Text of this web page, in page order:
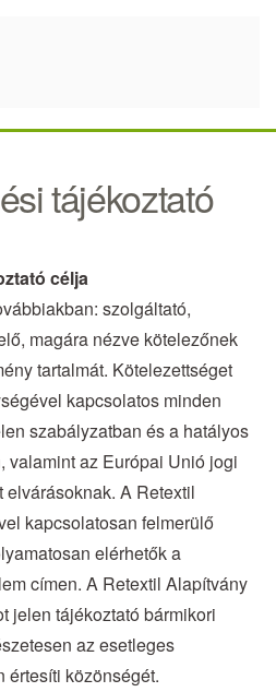
tájékoztató
célja
szolgáltató,
magára nézve kötelezőnek
tartalmát. Kötelezettséget
kapcsolatos minden
szabályzatban és a hatályos
valamint az Európai Unió jogi
A Retextil
kapcsolatosan felmerülő
elérhetők a
címen. A Retextil Alapítvány
jelen tájékoztató bármikori
az esetleges
értesíti közönségét.